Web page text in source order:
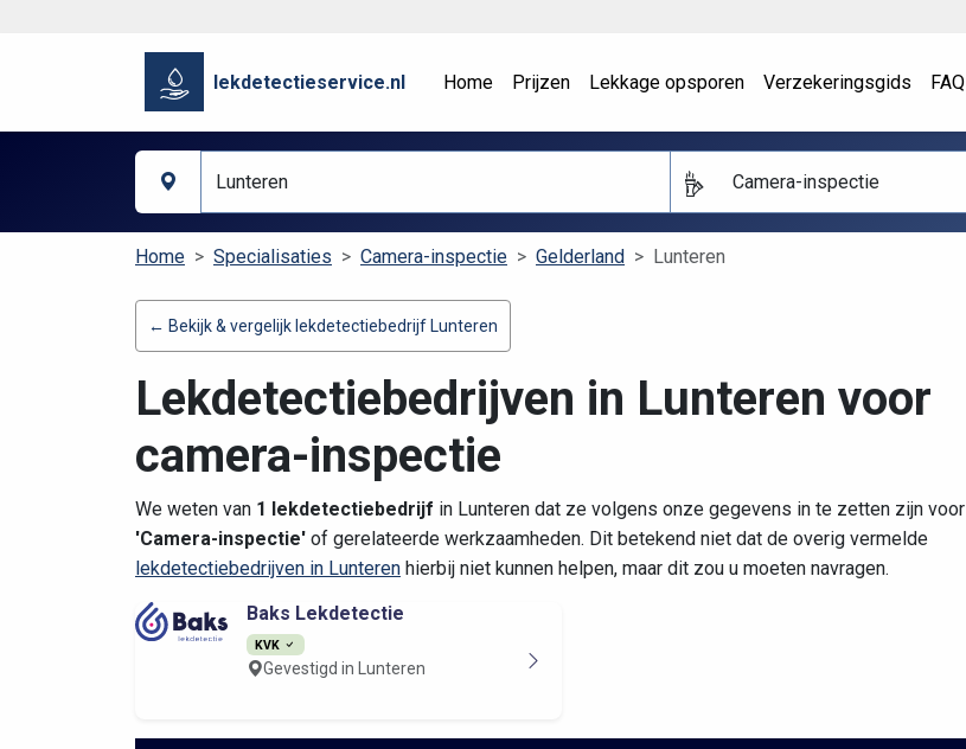
lekdetectieservice.nl Home Prijzen Lekkage opsporen Verzekeringsgids FAQ
Camera-inspectie
Home Specialisaties Camera-inspectie Gelderland Lunteren
← Bekijk & vergelijk lekdetectiebedrijf Lunteren
Lekdetectiebedrijven in Lunteren voor
camera-inspectie
We weten van 1 lekdetectiebedrijf in Lunteren dat ze volgens onze gegevens in te zetten zijn voor
'Camera-inspectie' of gerelateerde werkzaamheden. Dit betekend niet dat de overig vermelde
lekdetectiebedrijven in Lunteren hierbij niet kunnen helpen, maar dit zou u moeten navragen.
Baks Lekdetectie
KVK
Gevestigd in Lunteren